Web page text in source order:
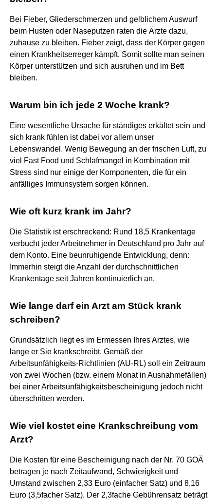
Bei Fieber, Gliederschmerzen und gelblichem Auswurf
beim Husten oder Naseputzen raten die Ärzte dazu,
zuhause zu bleiben. Fieber zeigt, dass der Körper gegen
einen Krankheitserreger kämpft. Somit sollte man seinen
Körper unterstützen und sich ausruhen und im Bett
bleiben.
Warum bin ich jede 2 Woche krank?
Eine wesentliche Ursache für ständiges erkältet sein und
sich krank fühlen ist dabei vor allem unser
Lebenswandel. Wenig Bewegung an der frischen Luft, zu
viel Fast Food und Schlafmangel in Kombination mit
Stress sind nur einige der Komponenten, die für ein
anfälliges Immunsystem sorgen können.
Wie oft kurz krank im Jahr?
Die Statistik ist erschreckend: Rund 18,5 Krankentage
verbucht jeder Arbeitnehmer in Deutschland pro Jahr auf
dem Konto. Eine beunruhigende Entwicklung, denn:
Immerhin steigt die Anzahl der durchschnittlichen
Krankentage seit Jahren kontinuierlich an.
Wie lange darf ein Arzt am Stück krank
schreiben?
Grundsätzlich liegt es im Ermessen Ihres Arztes, wie
lange er Sie krankschreibt. Gemäß der
Arbeitsunfähigkeits-Richtlinien (AU-RL) soll ein Zeitraum
von zwei Wochen (bzw. einem Monat in Ausnahmefällen)
bei einer Arbeitsunfähigkeitsbescheinigung jedoch nicht
überschritten werden.
Wie viel kostet eine Krankschreibung vom
Arzt?
Die Kosten für eine Bescheinigung nach der Nr. 70 GOÄ
betragen je nach Zeitaufwand, Schwierigkeit und
Umstand zwischen 2,33 Euro (einfacher Satz) und 8,16
Euro (3,5facher Satz). Der 2,3fache Gebührensatz beträgt